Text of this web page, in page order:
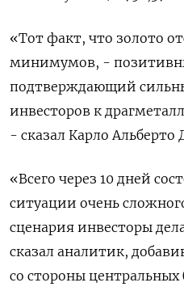
«Тот факт, что золото
минимумов, -
подтверждающий
инвесторов к
- сказал Карло Альберто
«Всего через 10 дней
ситуации очень
сценария инвесторы
сказал аналитик,
со стороны центральных